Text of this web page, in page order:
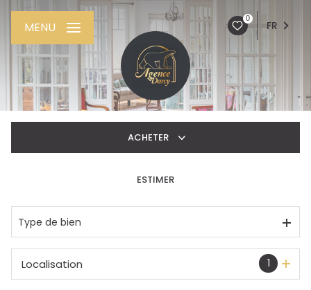
0
FR
MENU
ACHETER
De l'immo pro
ESTIMER
Type de bien
1
Localisation